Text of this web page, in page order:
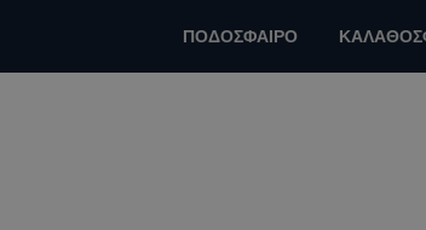
ΠΟΔΟΣΦΑΙΡΟ